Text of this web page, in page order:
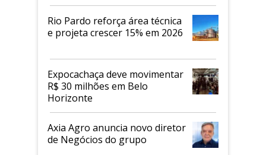
Rio Pardo reforça área técnica
e projeta crescer 15% em 2026
Expocachaça deve movimentar
R$ 30 milhões em Belo
Horizonte
Axia Agro anuncia novo diretor
de Negócios do grupo